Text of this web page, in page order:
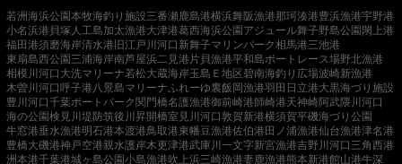
若洲海浜公園本牧海釣り施設三番瀬 鹿島港横浜舞阪漁港那珂湊港豊浜漁港宇野港
小名浜港 貝塚人工島加太漁港大津港葛西海浜公園アジュール舞子野島公園閖上港
福田港須磨海岸清水港 旧江戸川河口 新舞子マリンパーク相馬港三池港
東扇島西公園三浦海岸南芦屋浜二見港 片貝漁港平和島ボートレース場野北漁港
相模川河口 大洗マリーナ若松大蔵海岸玉島Ｅ地区碧南海釣り広場波崎新漁港
木曽川河口呼子港 八景島マリーナふれーゆ裏飯岡漁港羽田 日立港大黒海づり施設
豊川河口千葉ポートパーク関門橋名護漁港御前崎港師崎港天神崎阿武隈川河口
海の公園検見川堤防筑後川昇開橋室見川河口敦賀新港横須賀平磯海づり公園
牛窓港垂水漁港明石港本渡港鳥取港東幡豆漁港佐伯港田ノ浦漁港仙台漁港津名港
豊橋大磯港神戸空港親水護岸木更津港武庫川一文字新宮漁港吉野川河口 三角西港
洲本港千葉港城ヶ島公園小島漁港吹上浜三崎漁港妻鹿漁港熊本新港館山港牛深